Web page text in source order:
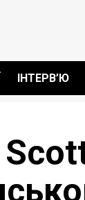
ІНТЕРВ’Ю